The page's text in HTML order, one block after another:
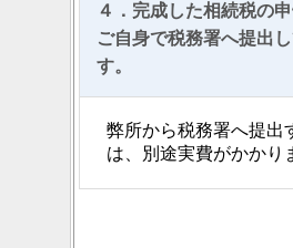
４．完成した相続税の
ご自身で税務署へ提出
す。
弊所から税務署へ提出
は、別途実費がかかり